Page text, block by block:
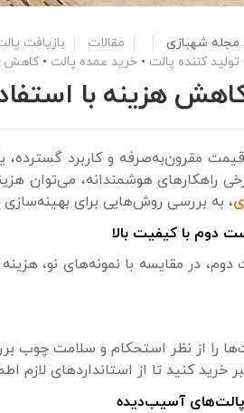
مجله شهبازی مقالات بازیافت
تولید کننده پالت • خرید عمده پالت •کاهش
هزینه با
مقرون‌به‌صرفه و کاربرد گسترده،
راهکارهای هوشمندانه، می‌توان
، به بررسی روش‌هایی برای
در مقایسه با نمونه‌های نو،
را از نظر استحکام و سلامت چوب
خرید کنید تا از استانداردهای لازم